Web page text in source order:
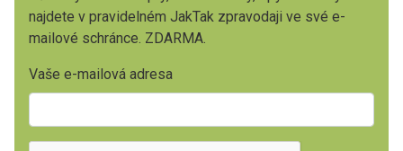
najdete v pravidelném JakTak zpravodaji ve své e-
mailové schránce. ZDARMA.
Vaše e-mailová adresa